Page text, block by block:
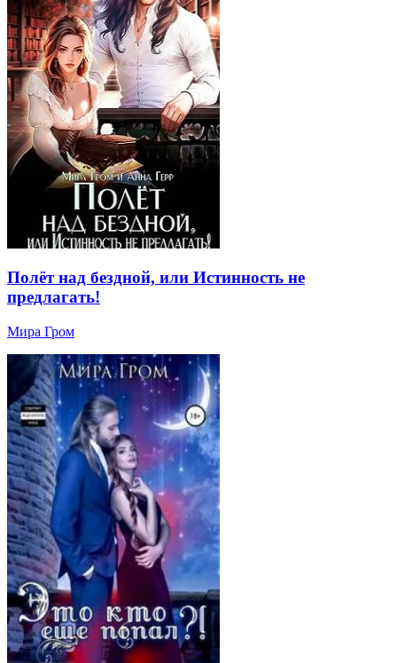
Полёт над бездной, или Истинность не
предлагать!
Мира Гром